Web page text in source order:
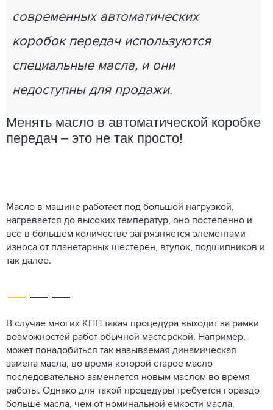
современных автоматических
коробок передач используются
специальные масла, и они
недоступны для продажи.
Менять масло в автоматической коробке
передач – это не так просто!
Масло в машине работает под большой нагрузкой,
нагревается до высоких температур, оно постепенно и
все в большем количестве загрязняется элементами
износа от планетарных шестерен, втулок, подшипников и
так далее.
В случае многих КПП такая процедура выходит за рамки
возможностей работ обычной мастерской. Например,
может понадобиться так называемая динамическая
замена масла, во время которой старое масло
последовательно заменяется новым маслом во время
работы. Однако для такой процедуры требуется гораздо
больше масла, чем от номинальной емкости масла.